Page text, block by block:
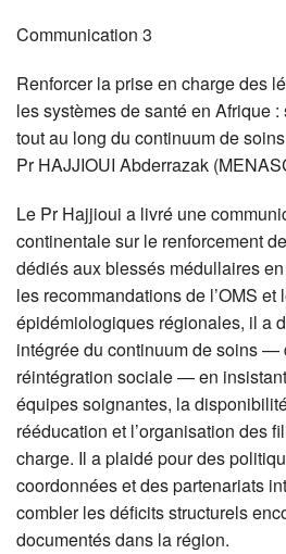
Communication 3
Renforcer la prise en charge des
les systèmes de santé en Afrique
tout au long du continuum de soins
PrHAJJIOUI Abderrazak (
Le Pr Hajjioui a livré une
continentale sur le renforcement
dédiés aux blessés médullaires
les recommandations de l’OMS et
épidémiologiques régionales, il a
intégrée du continuum de soins —
réintégration sociale — en
équipes soignantes, la
rééducation et l’organisation des
charge. Il a plaidé pour des
coordonnées et des partenariats
combler les déficits structurels
documentés dans la région.